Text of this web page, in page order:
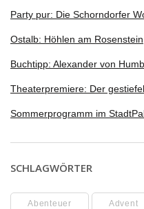
Party pur: Die Schorndorfer
Ostalb: Höhlen am Rosenstein
Buchtipp: Alexander von
Theaterpremiere: Der
Sommerprogramm im
SCHLAGWÖRTER
Abenteuer Advent